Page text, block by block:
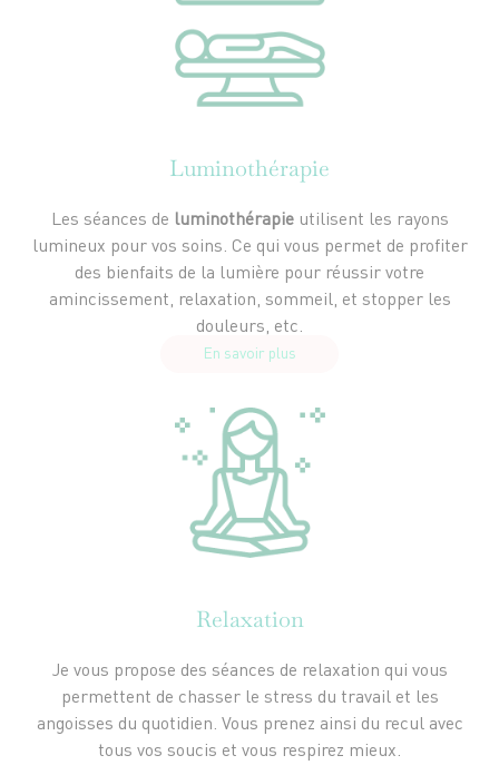
Luminothérapie
Les séances de luminothérapieutilisent les rayons
lumineux pour vos soins. Ce qui vous permet de profiter
des bienfaits de la lumière pour réussir votre
amincissement, relaxation, sommeil, et stopper les
douleurs, etc.
En savoir plus
Relaxation
Je vous propose des séances de relaxation qui vous
permettent de chasser le stress du travail et les
angoisses du quotidien. Vous prenez ainsi du recul avec
tous vos soucis et vous respirez mieux.